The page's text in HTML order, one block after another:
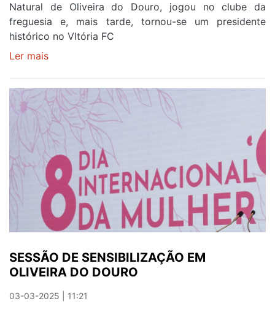
Natural de Oliveira do Douro, jogou no clube da
freguesia e, mais tarde, tornou-se um presidente
histórico no VItória FC
Ler mais
GAIENSE
FERNANDO
OLIVEIRA
AOS
84
ANOS
SESSÃO DE SENSIBILIZAÇÃO EM
OLIVEIRA DO DOURO
03-03-2025 | 11:21